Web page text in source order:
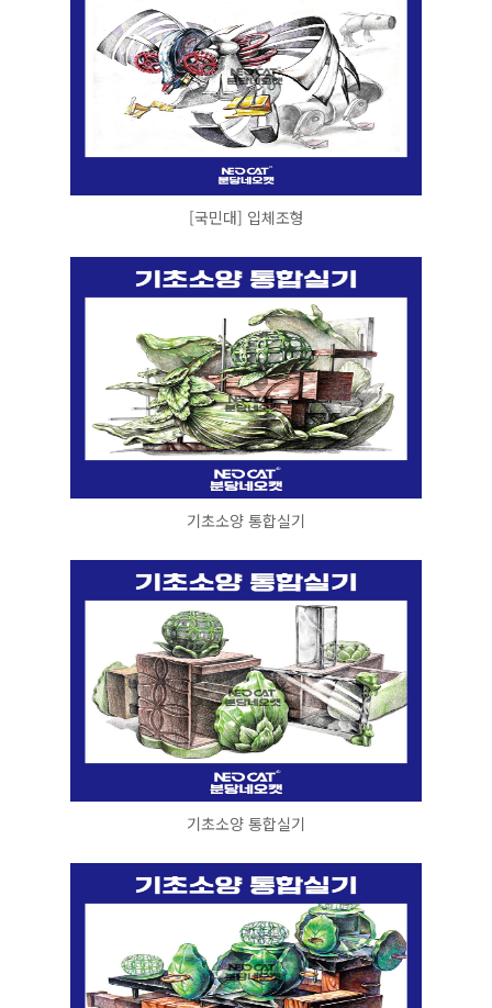
[국민대] 입체조형
기초소양 통합실기
기초소양 통합실기